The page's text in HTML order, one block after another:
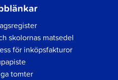
skolornas matsedel
för inköpsfakturor
tomter